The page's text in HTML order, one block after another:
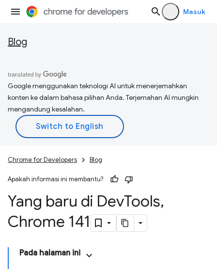
Masuk
Blog
Google menggunakan teknologi AI untuk menerjemahkan
konten ke dalam bahasa pilihan Anda. Terjemahan AI mungkin
mengandung kesalahan.
Chrome for Developers Blog
Apakah informasi ini membantu?
Yang baru di DevTools,
Chrome 141
Pada halaman ini